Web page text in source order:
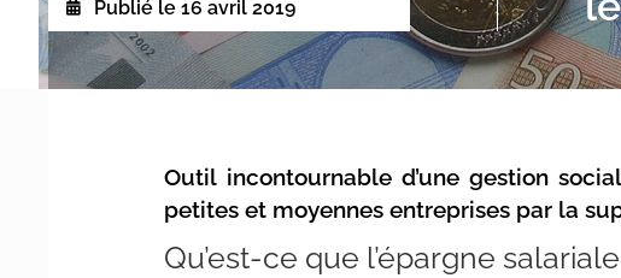
Publié le 16 avril 2019
Outil incontournable d’une gestion
petites et moyennes entreprises par la
Qu’est-ce que l’épargne